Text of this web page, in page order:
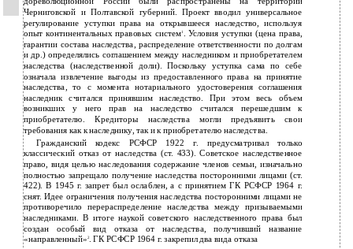
Черниговской и Полтавской губерний. Проект вводил универсальное
регулирование уступки права на открывшееся наследство, используя
опыт континентальных правовых систем1. Условия уступки (цена права,
гарантии состава наследства, распределение ответственности по долгам
и др.) определялись соглашением между наследником и приобретателем
наследства (наследственной доли). Поскольку уступка сама по себе
означала извлечение выгоды из предоставленного права на принятие
наследства, то с момента нотариального удостоверения соглашения
наследник считался принявшим наследство. При этом весь объем
возникших у него прав на наследство считался перешедшим к
приобретателю. Кредиторы наследства могли предъявить свои
требования как к наследнику, так и к приобретателю наследства.
Гражданский кодекс РСФСР 1922 г. предусматривал только
классический отказ от наследства (ст. 433). Советское наследственное
право, видя целью наследования содержание членов семьи, изначально
полностью запрещало получение наследства посторонними лицами (ст.
422). В 1945 г. запрет был ослаблен, а с принятием ГК РСФСР 1964 г.
снят. Идее ограничения получения наследства посторонними лицами не
противоречило перераспределение наследства между призываемыми
наследниками. В итоге наукой советского наследственного права был
создан особый вид отказа от наследства, получивший название
«направленный»2. ГК РСФСР 1964 г. закрепил два вида отказа